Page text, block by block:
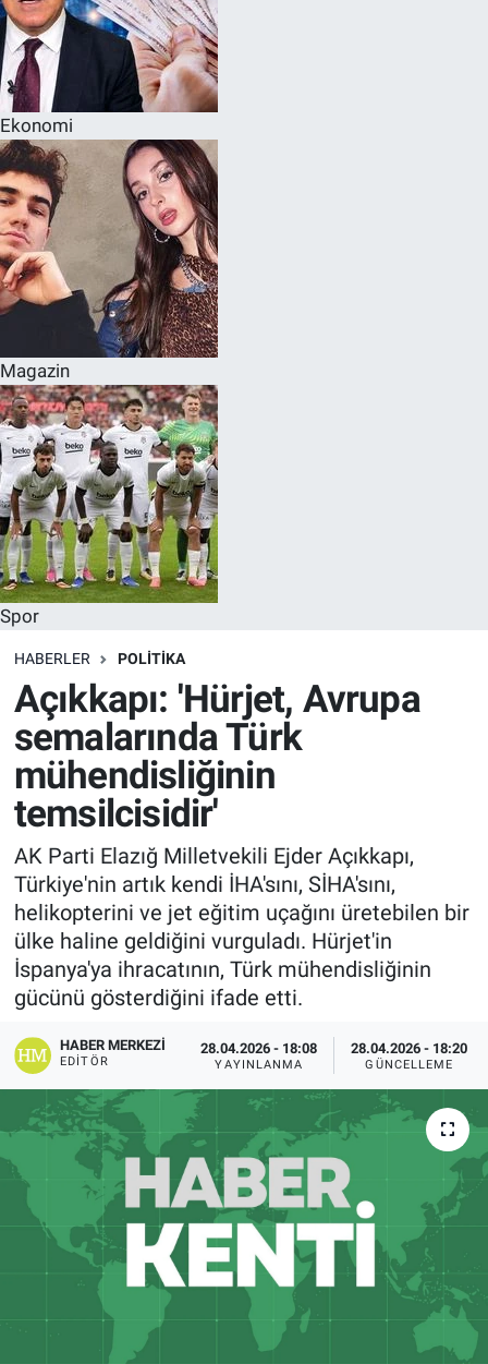
Ekonomi
Magazin
Spor
HABERLER POLITIKA
Açıkkapı: 'Hürjet, Avrupa
semalarında Türk
mühendisliğinin
temsilcisidir'
AK Parti Elazığ Milletvekili Ejder Açıkkapı,
Türkiye'nin artık kendi İHA'sını, SİHA'sını,
helikopterini ve jet eğitim uçağını üretebilen bir
ülke haline geldiğini vurguladı. Hürjet'in
İspanya'ya ihracatının, Türk mühendisliğinin
gücünü gösterdiğini ifade etti.
HABER MERKEZI
EDITÖR
28.04.2026 - 18:08
YAYINLANMA
28.04.2026 - 18:20
GÜNCELLEME